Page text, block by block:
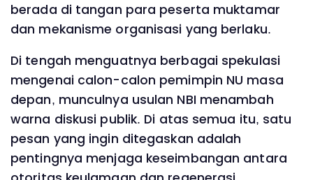
berada di tangan para peserta muktamar
dan mekanisme organisasi yang berlaku.
Di tengah menguatnya berbagai spekulasi
mengenai calon-calon pemimpin NU masa
depan, munculnya usulan NBI menambah
warna diskusi publik. Di atas semua itu, satu
pesan yang ingin ditegaskan adalah
pentingnya menjaga keseimbangan antara